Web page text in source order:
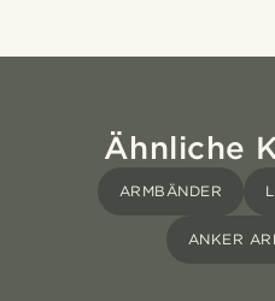
Ähnliche
ARMBÄNDER
ANKER